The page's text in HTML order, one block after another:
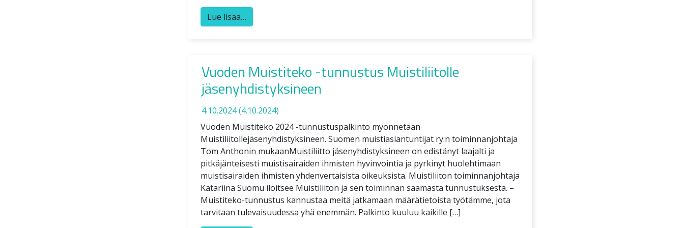
Lue lisää…
Vuoden Muistiteko -tunnustus Muistiliitolle
jäsenyhdistyksineen
4.10.2024(4.10.2024)
Vuoden Muistiteko 2024 -tunnustuspalkinto myönnetään
Muistiliitollejäsenyhdistyksineen. Suomen muistiasiantuntijat ry:n toiminnanjohtaja
Tom Anthonin mukaanMuistiliitto jäsenyhdistyksineen on edistänyt laajalti ja
pitkäjänteisesti muistisairaiden ihmisten hyvinvointia ja pyrkinyt huolehtimaan
muistisairaiden ihmisten yhdenvertaisista oikeuksista. Muistiliiton toiminnanjohtaja
Katariina Suomu iloitsee Muistiliiton ja sen toiminnan saamasta tunnustuksesta. –
Muistiteko-tunnustus kannustaa meitä jatkamaan määrätietoista työtämme, jota
tarvitaan tulevaisuudessa yhä enemmän. Palkinto kuuluu kaikille […]